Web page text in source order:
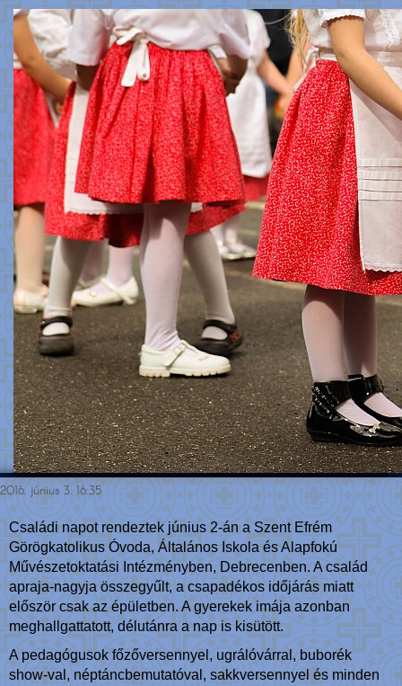
2016. június 3. 16:35
Családi napot rendeztek június 2-án a Szent Efrém
Görögkatolikus Óvoda, Általános Iskola és Alapfokú
Művészetoktatási Intézményben, Debrecenben. A család
apraja-nagyja összegyűlt, a csapadékos időjárás miatt
először csak az épületben. A gyerekek imája azonban
meghallgattatott, délutánra a nap is kisütött.
A pedagógusok főzőversennyel, ugrálóvárral, buborék
show-val, néptáncbemutatóval, sakkversennyel és minden